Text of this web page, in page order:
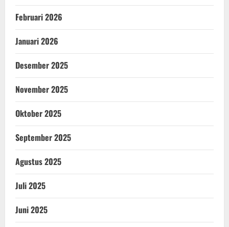
Februari 2026
Januari 2026
Desember 2025
November 2025
Oktober 2025
September 2025
Agustus 2025
Juli 2025
Juni 2025